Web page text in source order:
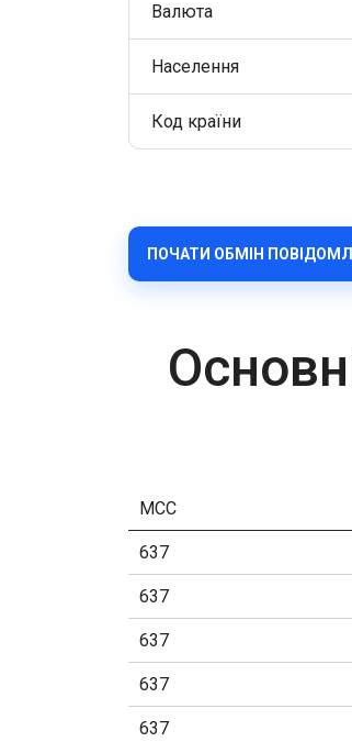
Валюта
Населення
Код країни
ПОЧАТИ ОБМІН
MCC
637
637
637
637
637